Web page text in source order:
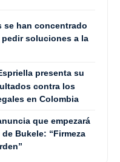
se han concentrado
soluciones a la
presenta su
contra los
en Colombia
que empezará
Bukele: “Firmeza